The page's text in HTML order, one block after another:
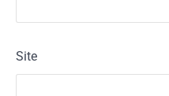
Site